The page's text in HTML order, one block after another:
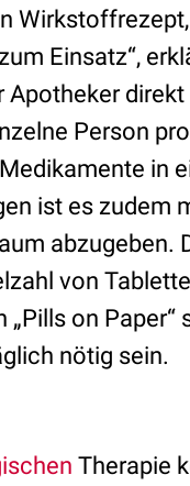
Einsatz“,
Apotheker
Person
in
ist es zudem
abzugeben.
von
on Paper“
nötig sein.
Therapie